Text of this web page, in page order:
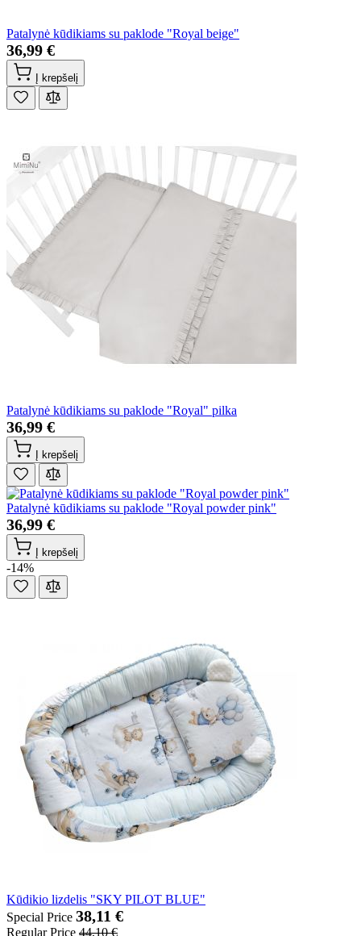
Patalynė kūdikiams su paklode "Royal beige"
36,99 €
Į krepšelį
Patalynė kūdikiams su paklode "Royal" pilka
36,99 €
Į krepšelį
Patalynė kūdikiams su paklode "Royal powder pink"
36,99 €
Į krepšelį
-14%
Kūdikio lizdelis "SKY PILOT BLUE"
Special Price 38,11 €
Regular Price 44,10 €